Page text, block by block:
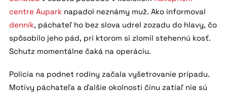
centre Auparknapadol neznámy muž. Ako informoval
denník, páchateľ ho bez slova udrel zozadu do hlavy, čo
spôsobilo jeho pád, pri ktorom si zlomil stehennú kosť.
Schutz momentálne čaká na operáciu.
Polícia na podnet rodiny začala vyšetrovanie prípadu.
Motívy páchateľa a ďalšie okolnosti činu zatiaľ nie sú